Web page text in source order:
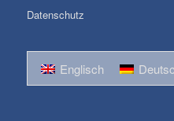
Datenschutz
Englisch